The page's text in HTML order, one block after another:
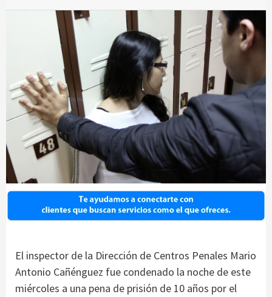
El inspector de la Dirección de Centros Penales Mario
Antonio Cañénguez fue condenado la noche de este
miércoles a una pena de prisión de 10 años por el